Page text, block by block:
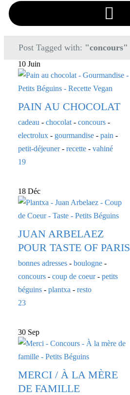
Post Tagged with: "concours"
10 Juin
PAIN AU CHOCOLAT
cadeau - chocolat - concours -
electrolux - gourmandise - pain -
petit-déjeuner- recette - vahiné
19
18 Déc
JUAN ARBELAEZ
POUR TASTE OF PARIS
bonnes adresses - boulogne -
concours - coup de coeur- petits
béguins - plantxa - resto
23
30 Sep
MERCI / À LA MÈRE
DE FAMILLE